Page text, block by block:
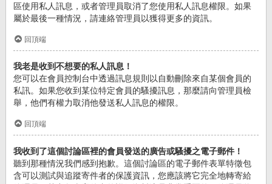
區使用私人訊息，或者管理員取消了您使用私人訊息權限。如果
屬於最後一種情況，請連絡管理員以獲得更多的資訊。
回頂端
我老是收到不想要的私人訊息！
您可以在會員控制台中透過訊息規則以自動刪除來自某個會員的
私訊。如果您收到某位特定會員的騷擾訊息，那麼請向管理員檢
舉，他們有權力取消他發送私人訊息的權限。
回頂端
我收到了這個討論區裡的會員發送的廣告或騷擾之電子郵件！
聽到那種情況我們感到抱歉。這個討論區的電子郵件表單特徵包
含可以測試與追蹤寄件者的保護資訊，您應該將它完全地轉寄給